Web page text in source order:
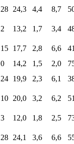
28 24,3 4,4 8,7
2 13,2 1,7 3,4
15 17,7 2,8 6,6
0 14,2 1,5 2,0
24 19,9 2,3 6,1
10 20,0 3,2 6,2
3 12,0 1,8 2,5
28 24,1 3,6 6,6